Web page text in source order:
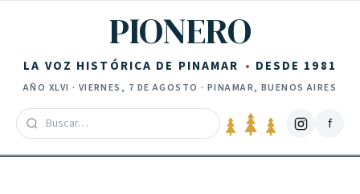
PIONERO
LA VOZ HISTÓRICA DE PINAMAR DESDE 1981
AÑO XLVI · VIERNES, 7 DE AGOSTO · PINAMAR, BUENOS AIRES
f